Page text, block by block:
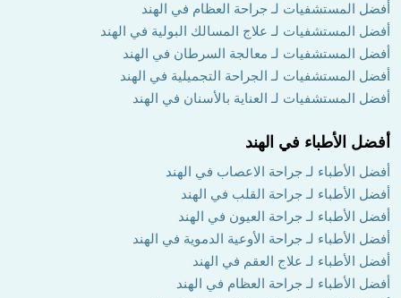
أفضل المستشفيات لـ جراحة العظام في الهند
أفضل المستشفيات لـ علاج المسالك البولية في الهند
أفضل المستشفيات لـ معالجة السرطان في الهند
أفضل المستشفيات لـ الجراحة التجميلية في الهند
أفضل المستشفيات لـ العناية بالأسنان في الهند
أفضل الأطباء في الهند
أفضل الأطباء لـ جراحة الاعصاب في الهند
أفضل الأطباء لـ جراحة القلب في الهند
أفضل الأطباء لـ جراحة العيون في الهند
أفضل الأطباء لـ جراحة الأوعية الدموية في الهند
أفضل الأطباء لـ علاج العقم في الهند
أفضل الأطباء لـ جراحة العظام في الهند